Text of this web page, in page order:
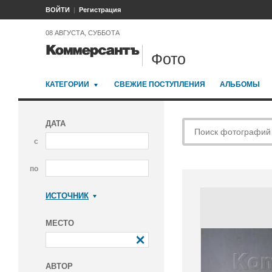
ВОЙТИ Регистрация
08 АВГУСТА, СУББОТА
Фото
КАТЕГОРИИ СВЕЖИЕ ПОСТУПЛЕНИЯ АЛЬБОМЫ
ДАТА
с
по
ИСТОЧНИК
МЕСТО
АВТОР